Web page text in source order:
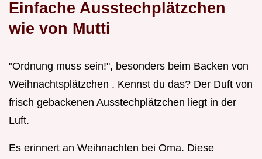
Einfache Ausstechplätzchen
wie von Mutti
"Ordnung muss sein!", besonders beim Backen von
Weihnachtsplätzchen . Kennst du das? Der Duft von
frisch gebackenen Ausstechplätzchen liegt in der
Luft.
Es erinnert an Weihnachten bei Oma. Diese